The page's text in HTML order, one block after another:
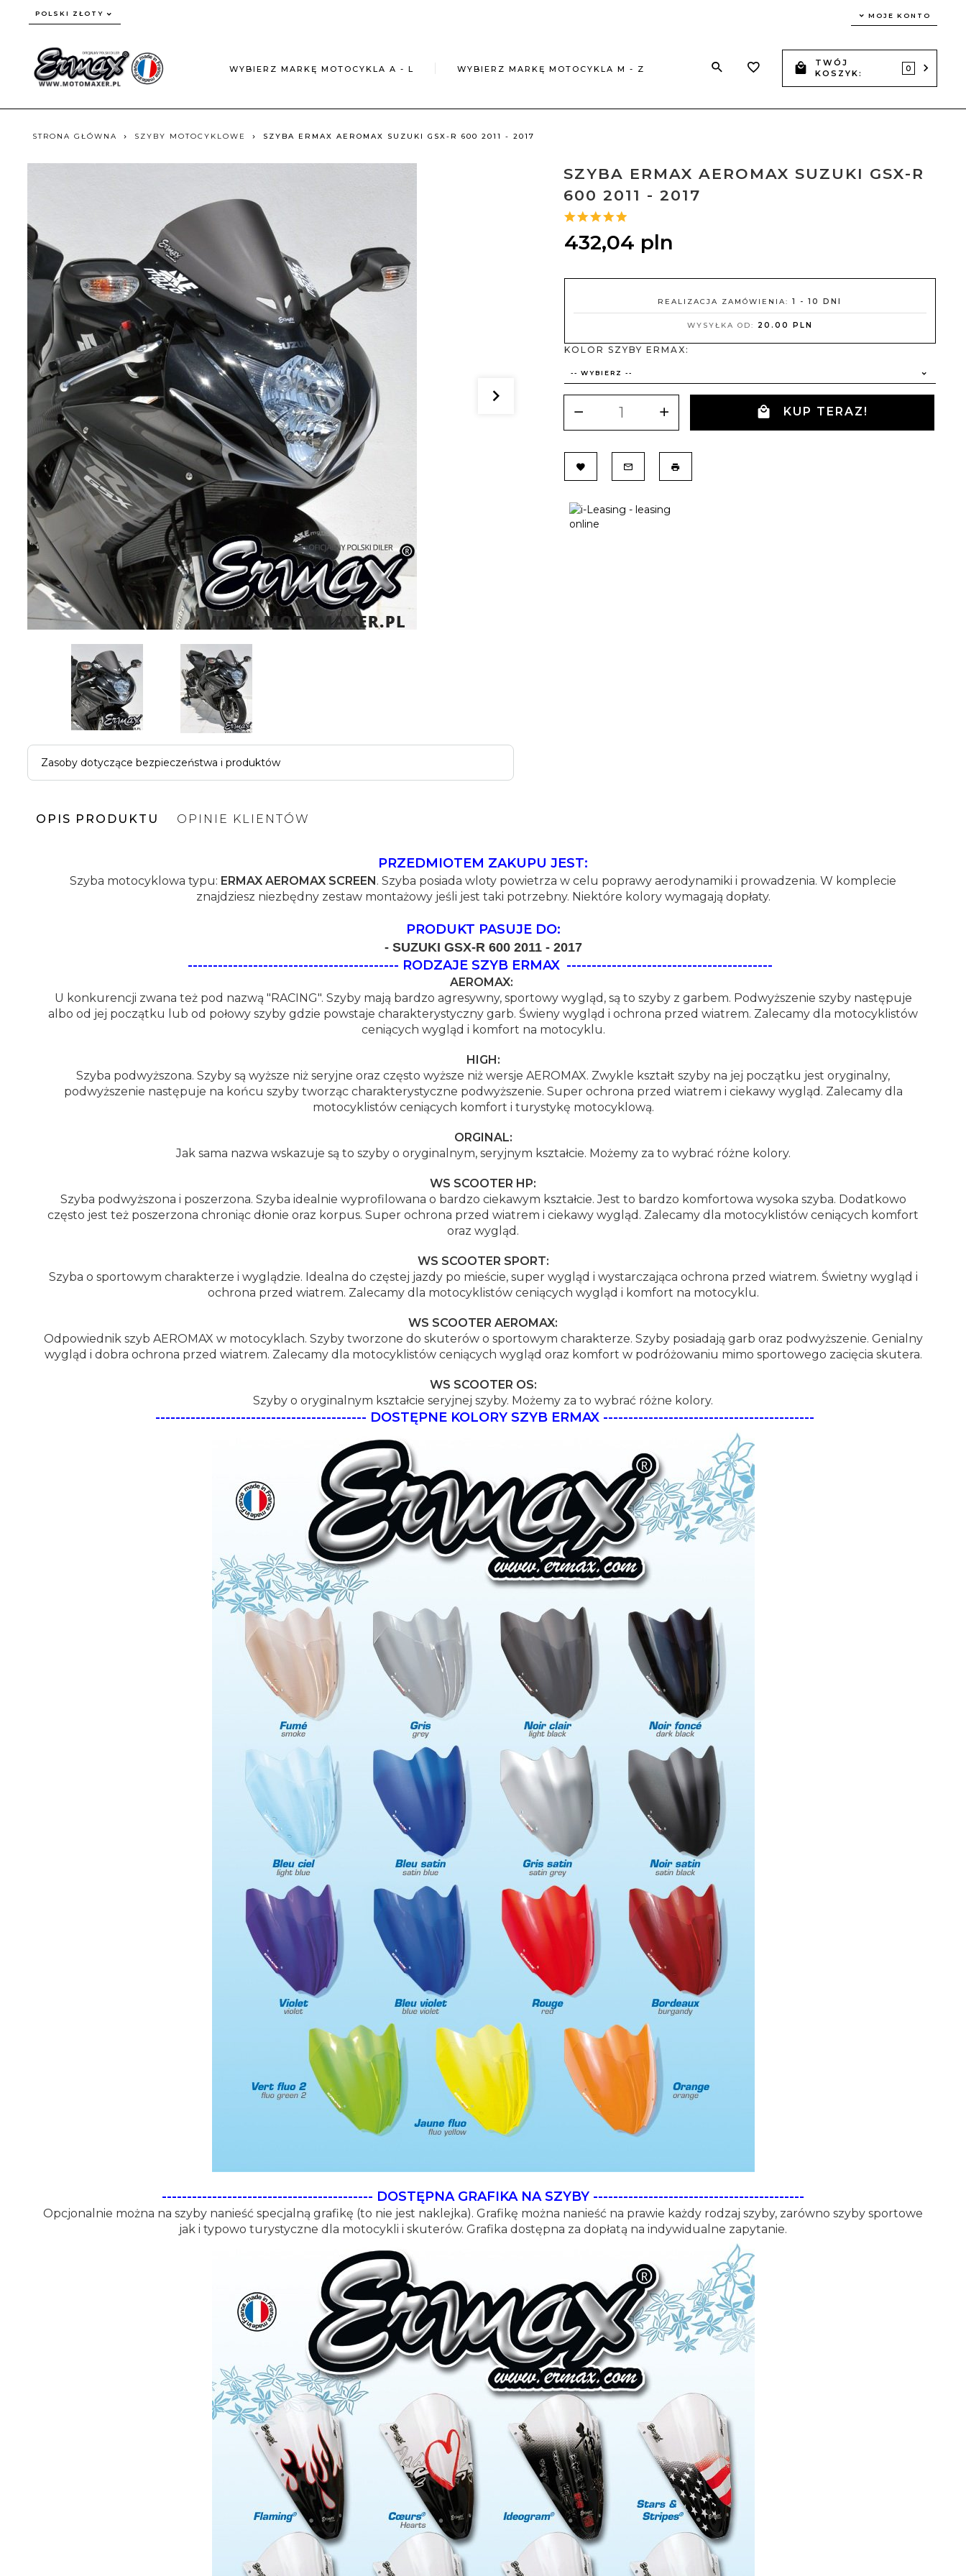
currency_h
POLSKI ZŁOTY MOJE KONTO
WYBIERZ MARKĘ MOTOCYKLA A - L WYBIERZ MARKĘ MOTOCYKLA M - Z
TWÓJ
KOSZYK:
0
STRONA GŁÓWNA SZYBY MOTOCYKLOWE SZYBA ERMAX AEROMAX SUZUKI GSX-R 600 2011 - 2017
Zasoby dotyczące bezpieczeństwa i produktów
SZYBA ERMAX AEROMAX SUZUKI GSX-R
600 2011 - 2017
432,04 pln
REALIZACJA ZAMÓWIENIA:1 - 10 DNI
WYSYŁKA OD: 20.00 PLN
KOLOR SZYBY ERMAX:
-- WYBIERZ --
KUP TERAZ!
OPIS PRODUKTU OPINIE KLIENTÓW
PRZEDMIOTEM ZAKUPU JEST:
Szyba motocyklowa typu: ERMAX AEROMAX SCREEN. Szyba posiada wloty powietrza w celu poprawy aerodynamiki i prowadzenia. W komplecie
znajdziesz niezbędny zestaw montażowy jeśli jest taki potrzebny. Niektóre kolory wymagają dopłaty.
PRODUKT PASUJE DO:
- SUZUKI GSX-R 600 2011 - 2017
------------------------------------------ RODZAJE SZYB ERMAX -----------------------------------------
AEROMAX:
U konkurencji zwana też pod nazwą "RACING". Szyby mają bardzo agresywny, sportowy wygląd, są to szyby z garbem. Podwyższenie szyby następuje
albo od jej początku lub od połowy szyby gdzie powstaje charakterystyczny garb. Świeny wygląd i ochrona przed wiatrem. Zalecamy dla motocyklistów
ceniących wygląd i komfort na motocyklu.
HIGH:
Szyba podwyższona. Szyby są wyższe niż seryjne oraz często wyższe niż wersje AEROMAX. Zwykle kształt szyby na jej początku jest oryginalny,
podwyższenie następuje na końcu szyby tworząc charakterystyczne podwyższenie. Super ochrona przed wiatrem i ciekawy wygląd. Zalecamy dla
motocyklistów ceniących komfort i turystykę motocyklową.
ORGINAL:
Jak sama nazwa wskazuje są to szyby o oryginalnym, seryjnym kształcie. Możemy za to wybrać różne kolory.
WS SCOOTER HP:
Szyba podwyższona i poszerzona. Szyba idealnie wyprofilowana o bardzo ciekawym kształcie. Jest to bardzo komfortowa wysoka szyba. Dodatkowo
często jest też poszerzona chroniąc dłonie oraz korpus. Super ochrona przed wiatrem i ciekawy wygląd. Zalecamy dla motocyklistów ceniących komfort
oraz wygląd.
WS SCOOTER SPORT:
Szyba o sportowym charakterze i wyglądzie. Idealna do częstej jazdy po mieście, super wygląd i wystarczająca ochrona przed wiatrem. Świetny wygląd i
ochrona przed wiatrem. Zalecamy dla motocyklistów ceniących wygląd i komfort na motocyklu.
WS SCOOTER AEROMAX:
Odpowiednik szyb AEROMAX w motocyklach. Szyby tworzone do skuterów o sportowym charakterze. Szyby posiadają garb oraz podwyższenie. Genialny
wygląd i dobra ochrona przed wiatrem. Zalecamy dla motocyklistów ceniących wygląd oraz komfort w podróżowaniu mimo sportowego zacięcia skutera.
WS SCOOTER OS:
Szyby o oryginalnym kształcie seryjnej szyby. Możemy za to wybrać różne kolory.
------------------------------------------ DOSTĘPNE KOLORY SZYB ERMAX ------------------------------------------
------------------------------------------ DOSTĘPNA GRAFIKA NA SZYBY ------------------------------------------
Opcjonalnie można na szyby nanieść specjalną grafikę (to nie jest naklejka). Grafikę można nanieść na prawie każdy rodzaj szyby, zarówno szyby sportowe
jak i typowo turystyczne dla motocykli i skuterów. Grafika dostępna za dopłatą na indywidualne zapytanie.